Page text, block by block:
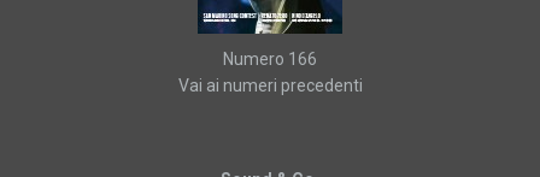
Numero 166
Vai ai numeri precedenti